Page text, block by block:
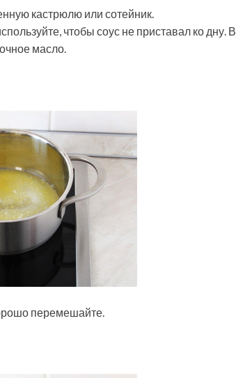
кастрюлю или сотейник.
чтобы соус не приставал ко дну. В
масло.
перемешайте.